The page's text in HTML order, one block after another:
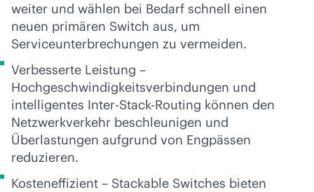
weiter und wählen bei Bedarf schnell einen
neuen primären Switch aus, um
Serviceunterbrechungen zu vermeiden.
Verbesserte Leistung –
Hochgeschwindigkeitsverbindungen und
intelligentes Inter-Stack-Routing können den
Netzwerkverkehr beschleunigen und
Überlastungen aufgrund von Engpässen
reduzieren.
Kosteneffizient – Stackable Switches bieten